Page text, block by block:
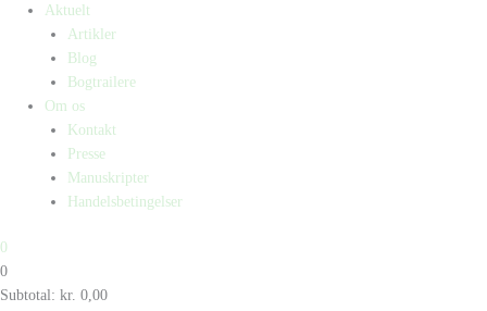
Aktuelt
Artikler
Blog
Bogtrailere
Om os
Kontakt
Presse
Manuskripter
Handelsbetingelser
0
0
Subtotal: kr. 0,00